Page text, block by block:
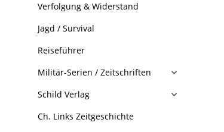
Verfolgung & Widerstand
Jagd / Survival
Reiseführer
Militär-Serien / Zeitschriften
Schild Verlag
Ch. Links Zeitgeschichte